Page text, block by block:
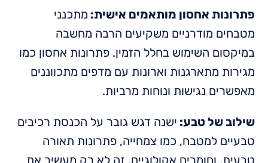
פתרונות אחסון מותאמים אישית: מתכנני
מטבחים מודרניים משקיעים הרבה מחשבה
במיקסום השימוש בחלל הזמין. פתרונות אחסון כמו
מגירות מתארגנות וארונות עם מדפים מתכווננים
מאפשרים נגישות ונוחות מרביות.
שילוב של טבע: ישנה דגש גובר על הכנסת רכיבים
טבעיים למטבח, כמו צמחייה, פתרונות תאורה
טבעית, וחומרים אקולוגיים. זה לא רק מעשיר את